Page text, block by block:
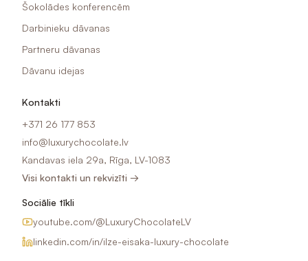
Šokolādes konferencēm
Darbinieku dāvanas
Partneru dāvanas
Dāvanu idejas
Kontakti
+371 26 177 853
info@luxurychocolate.lv
Kandavas iela 29a, Rīga, LV-1083
Visi kontakti un rekvizīti →
Sociālie tīkli
youtube.com/@LuxuryChocolateLV
linkedin.com/in/ilze-eisaka-luxury-chocolate